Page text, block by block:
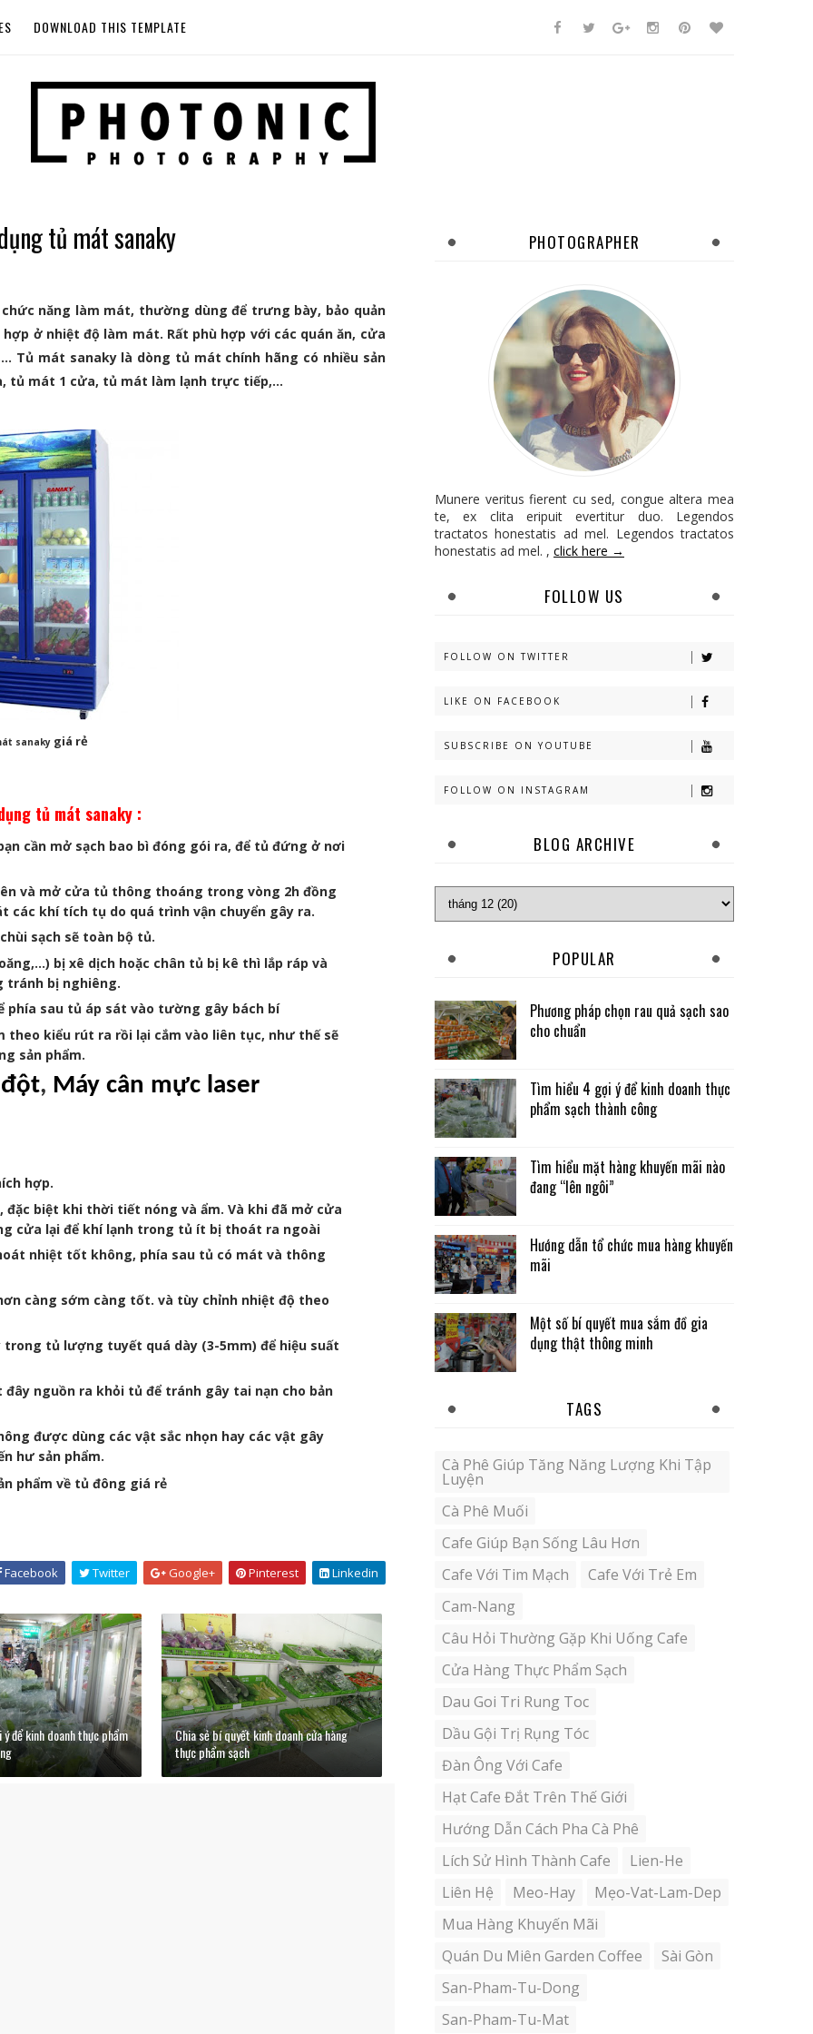
DOWNLOAD THIS TEMPLATE
tủ mát sanaky
năng làm mát, thường dùng để trưng bày, bảo quản
ở nhiệt độ làm mát. Rất phù hợp với các quán ăn, cửa
Tủ mát sanaky là dòng tủ mát chính hãng có nhiều sản
tủ mát 1 cửa, tủ mát làm lạnh trực tiếp,…
sanakygiá rẻ
tủ mát sanaky :
cần mở sạch bao bì đóng gói ra, để tủ đứng ở nơi
và mở cửa tủ thông thoáng trong vòng 2h đồng
khí tích tụ do quá trình vận chuyển gây ra.
sạch sẽ toàn bộ tủ.
bị xê dịch hoặc chân tủ bị kê thì lắp ráp và
tránh bị nghiêng.
sau tủ áp sát vào tường gây bách bí
theo kiểu rút ra rồi lại cắm vào liên tục, như thế sẽ
sản phẩm.
, Máy cân mực laser
hợp.
biệt khi thời tiết nóng và ẩm. Và khi đã mở cửa
cửa lại để khí lạnh trong tủ ít bị thoát ra ngoài
nhiệt tốt không, phía sau tủ có mát và thông
càng sớm càng tốt. và tùy chỉnh nhiệt độ theo
tủ lượng tuyết quá dày (3-5mm) để hiệu suất
nguồn ra khỏi tủ để tránh gây tai nạn cho bản
được dùng các vật sắc nhọn hay các vật gây
hư sản phẩm.
phẩm về tủ đông giá rẻ
Facebook Twitter Google+ Pinterest Linkedin
để kinh doanh thực phẩm
Chia sẻ bí quyết kinh doanh cửa hàng
thực phẩm sạch
PHOTOGRAPHER
Munere veritus fierent cu sed, congue altera mea
te, ex clita eripuit evertitur duo. Legendos
tractatos honestatis ad mel. Legendos tractatos
honestatis ad mel. , click here →
FOLLOW US
FOLLOW ON TWITTER
LIKE ON FACEBOOK
SUBSCRIBE ON YOUTUBE
FOLLOW ON INSTAGRAM
BLOG ARCHIVE
POPULAR
Phương pháp chọn rau quả sạch sao
cho chuẩn
Tìm hiểu 4 gợi ý để kinh doanh thực
phẩm sạch thành công
Tìm hiểu mặt hàng khuyến mãi nào
đang “lên ngôi”
Hướng dẫn tổ chức mua hàng khuyến
mãi
Một số bí quyết mua sắm đồ gia
dụng thật thông minh
TAGS
Cà Phê Giúp Tăng Năng Lượng Khi Tập
Luyện
Cà Phê Muối
Cafe Giúp Bạn Sống Lâu Hơn
Cafe Với Tim Mạch
Cafe Với Trẻ Em
Cam-Nang
Câu Hỏi Thường Gặp Khi Uống Cafe
Cửa Hàng Thực Phẩm Sạch
Dau Goi Tri Rung Toc
Dầu Gội Trị Rụng Tóc
Đàn Ông Với Cafe
Hạt Cafe Đắt Trên Thế Giới
Hướng Dẫn Cách Pha Cà Phê
Lích Sử Hình Thành Cafe
Lien-He
Liên Hệ
Meo-Hay
Mẹo-Vat-Lam-Dep
Mua Hàng Khuyến Mãi
Quán Du Miên Garden Coffee
Sài Gòn
San-Pham-Tu-Dong
San-Pham-Tu-Mat